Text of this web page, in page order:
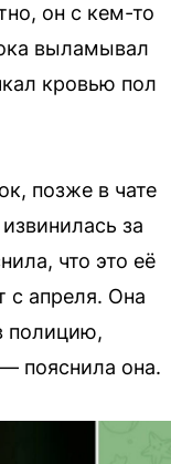
он с кем-то
выламывал
кровью пол
позже в чате
за
что это её
с апреля. Она
полицию,
пояснила она.